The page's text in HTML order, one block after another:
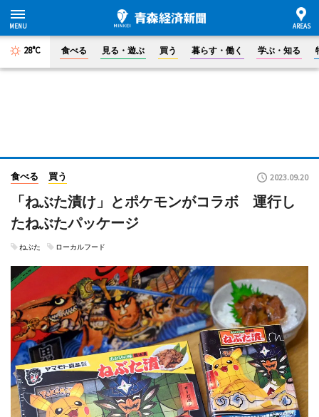
28°C 食べる 見る・遊ぶ 買う 暮らす・働く 学ぶ・知る
食べる 買う 2023.09.20
「ねぶた漬け」とポケモンがコラボ 運行し
たねぶたパッケージ
ねぶた ローカルフード